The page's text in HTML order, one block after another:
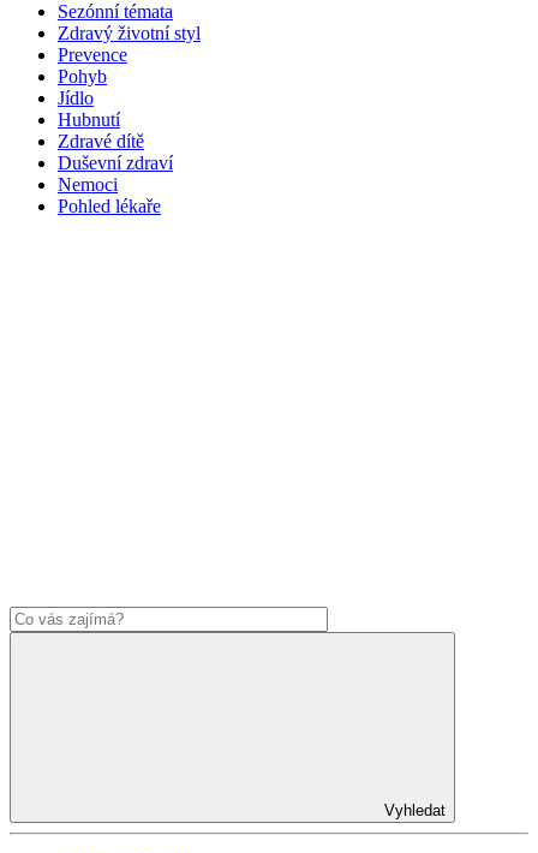
Sezónní témata
Zdravý životní styl
Prevence
Pohyb
Jídlo
Hubnutí
Zdravé dítě
Duševní zdraví
Nemoci
Pohled lékaře
Vyhledat